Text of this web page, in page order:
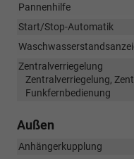
Pannenhilfe
Start/Stop-Automatik
Zentralverriegelung
Zentralverriegelung,
Funkfernbedienung
Außen
Anhängerkupplung